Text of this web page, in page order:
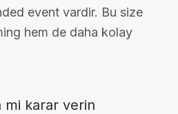
event vardir. Bu size
hem de daha kolay
mi karar verin